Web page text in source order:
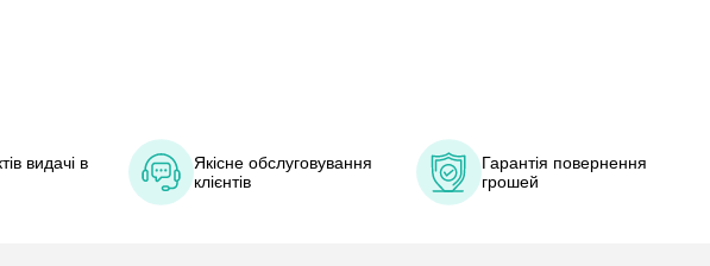
видачі в
Якісне обслуговування
клієнтів
Гарантія повернення
грошей